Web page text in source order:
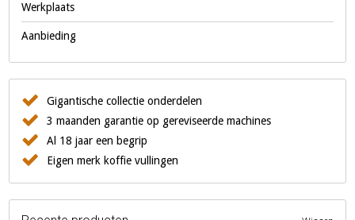
Werkplaats
Aanbieding
Gigantische collectie onderdelen
3 maanden garantie op gereviseerde machines
Al 18 jaar een begrip
Eigen merk koffie vullingen